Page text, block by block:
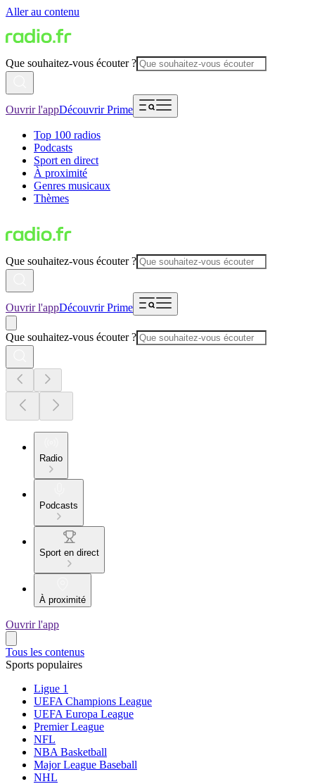
Aller au contenu
Que souhaitez-vous écouter ?
Ouvrir l'appDécouvrir Prime
Top 100 radios
Podcasts
Sport en direct
À proximité
Genres musicaux
Thèmes
Que souhaitez-vous écouter ?
Ouvrir l'appDécouvrir Prime
Que souhaitez-vous écouter ?
Radio
Podcasts
Sport en direct
À proximité
Ouvrir l'app
Tous les contenus
Sports populaires
Ligue 1
UEFA Champions League
UEFA Europa League
Premier League
NFL
NBA Basketball
Major League Baseball
NHL